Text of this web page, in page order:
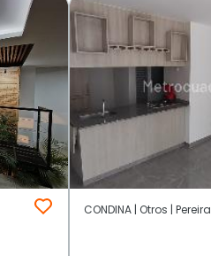
CONDINA | Otros | Pereira